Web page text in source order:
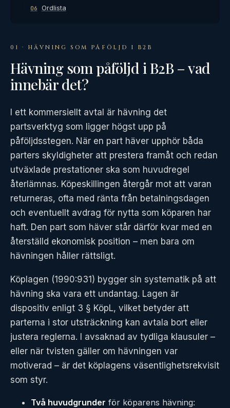
06 Ordlista
01 · HÄVNING SOM PÅFÖLJD I B2B
Hävning som påföljd i B2B – vad
innebär det?
I ett kommersiellt avtal är hävning det
partsverktyg som ligger högst upp på
påföljdsstegen. När en part häver upphör båda
parters skyldigheter att prestera framåt och redan
utväxlade prestationer ska som huvudregel
återlämnas. Köpeskillingen återgår mot att varan
returneras, ofta med ränta från betalningsdagen
och eventuellt avdrag för nytta som köparen har
haft. Den part som häver står därför kvar med en
återställd ekonomisk position – men bara om
hävningen håller rättsligt.
Köplagen (1990:931) bygger sin systematik på att
hävning ska vara ett undantag. Lagen är
dispositiv enligt 3 § KöpL, vilket betyder att
parterna i stor utsträckning kan avtala bort eller
justera reglerna. I avsaknad av tydliga klausuler –
eller när tvisten gäller om hävningen var
motiverad – är det köplagens väsentlighetsrekvisit
som styr.
Två huvudgrunder för köparens hävning: